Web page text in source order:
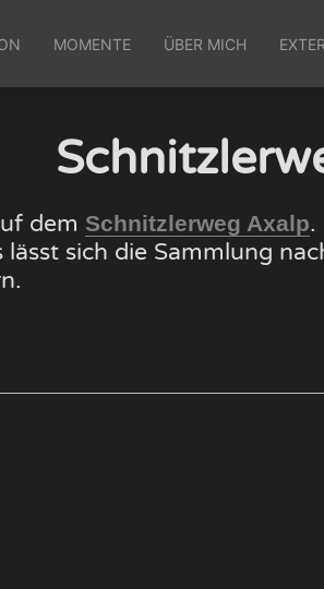
MOMENTE ÜBER MICH
dem Schnitzlerweg Axalp.
sich die Sammlung